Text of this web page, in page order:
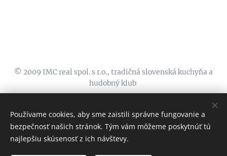
© 2009 IMC real spol. s r.o., tradičná slovenská kuchyňa a
hudobný klub
STUDNIČKY, INSTA:
@kolibatristudnicky
Cookies
Používame cookies, aby sme zaistili správne fungovanie a
bezpečnosť našich stránok. Tým vám môžeme poskytnúť tú
najlepšiu skúsenosť z ich návštevy.